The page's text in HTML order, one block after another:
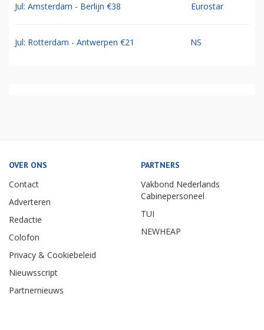
Jul: Amsterdam - Berlijn €38 Eurostar
Jul: Rotterdam - Antwerpen €21 NS
OVER ONS
Contact
Adverteren
Redactie
Colofon
Privacy & Cookiebeleid
Nieuwsscript
Partnernieuws
PARTNERS
Vakbond Nederlands
Cabinepersoneel
TUI
NEWHEAP